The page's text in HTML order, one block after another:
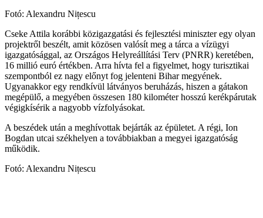
Fotó: Alexandru Nițescu
Cseke Attila korábbi közigazgatási és fejlesztési miniszter egy olyan
projektről beszélt, amit közösen valósít meg a tárca a vízügyi
igazgatósággal, az Országos Helyreállítási Terv (PNRR) keretében,
16 millió euró értékben. Arra hívta fel a figyelmet, hogy turisztikai
szempontból ez nagy előnyt fog jelenteni Bihar megyének.
Ugyanakkor egy rendkívül látványos beruházás, hiszen a gátakon
megépülő, a megyében összesen 180 kilométer hosszú kerékpárutak
végigkísérik a nagyobb vízfolyásokat.
A beszédek után a meghívottak bejárták az épületet. A régi, Ion
Bogdan utcai székhelyen a továbbiakban a megyei igazgatóság
működik.
Fotó: Alexandru Nițescu